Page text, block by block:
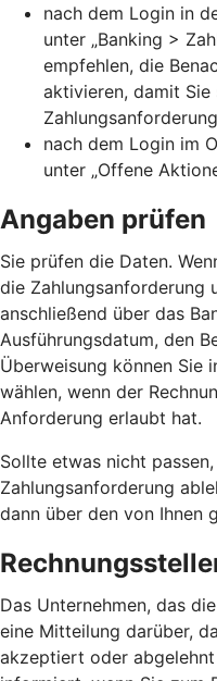
nach dem Login in
unter „Banking >
empfehlen, die
aktivieren, damit Sie
nach dem Login im
unter „Offene
Angaben prüfen
Sie prüfen die Daten.
die Zahlungsanforderung
anschließend über das
Ausführungsdatum, den
Überweisung können Sie
wählen, wenn der
Anforderung erlaubt hat.
Sollte etwas nicht
Zahlungsanforderung
dann über den von Ihnen
Das Unternehmen, das
eine Mitteilung darüber,
akzeptiert oder